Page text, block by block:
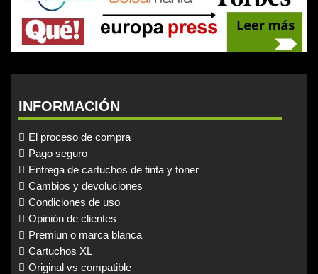
INFORMACIÓN
El proceso de compra
Pago seguro
Entrega de cartuchos de tinta y toner
Cambios y devoluciones
Condiciones de uso
Opinión de clientes
Premiun o marca blanca
Cartuchos XL
Original vs compatible